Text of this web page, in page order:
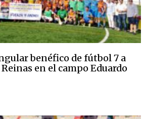
benéfico de fútbol 7 a
en el campo Eduardo